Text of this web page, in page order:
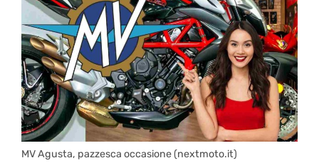
MV Agusta, pazzesca occasione (nextmoto.it)